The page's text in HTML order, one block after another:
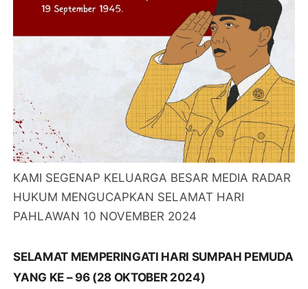
KAMI SEGENAP KELUARGA BESAR MEDIA RADAR
HUKUM MENGUCAPKAN SELAMAT HARI
PAHLAWAN 10 NOVEMBER 2024
SELAMAT MEMPERINGATI HARI SUMPAH PEMUDA
YANG KE – 96 (28 OKTOBER 2024)